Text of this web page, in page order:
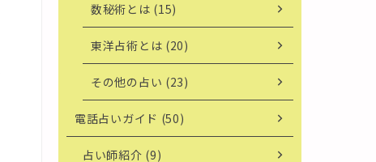
数秘術とは (15)
東洋占術とは (20)
その他の占い (23)
電話占いガイド (50)
占い師紹介 (9)